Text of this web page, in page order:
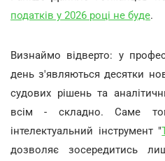
податків у 2026 році не буде.
Визнаймо відверто: у
день з'являються десятки
судових рішень та
всім - складно. Саме
інтелектуальний інструмент "
дозволяє зосередитись